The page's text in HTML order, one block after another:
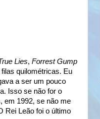
Lies, Forrest Gump
quilométricas. Eu
a ser um pouco
Isso se não for o
em 1992, se não me
Rei Leão foi o último